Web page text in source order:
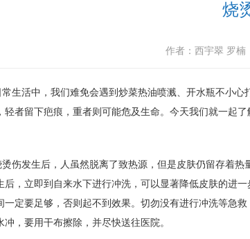
烧
作者：西宇翠 罗楠
活中，我们难免会遇到炒菜热油喷溅、开水瓶不小心
轻者留下疤痕，重者则可能危及生命。今天我们就一起了
发生后，人虽然脱离了致热源，但是皮肤仍留存着热
后，立即到自来水下进行冲洗，可以显著降低皮肤的进
一定要足够，否则起不到效果。切勿没有进行冲洗等急
冲，要用干布擦除，并尽快送往医院。